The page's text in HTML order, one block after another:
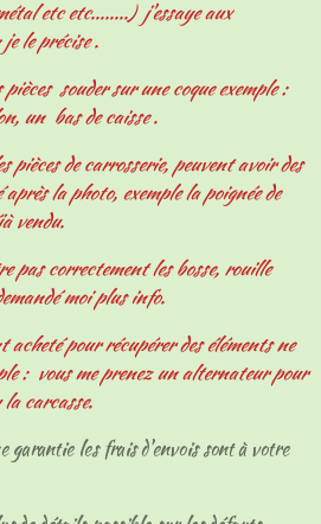
etc etc........) j'essaye aux
le précise .
souder sur une coque exemple :
un bas de caisse .
pièces de carrosserie, peuvent avoir des
la photo, exemple la poignée de
vendu.
pas correctement les bosse, rouille
moi plus info.
pour récupérer des éléments ne
: vous me prenez un alternateur pour
carcasse.
garantie les frais d'envois sont à votre